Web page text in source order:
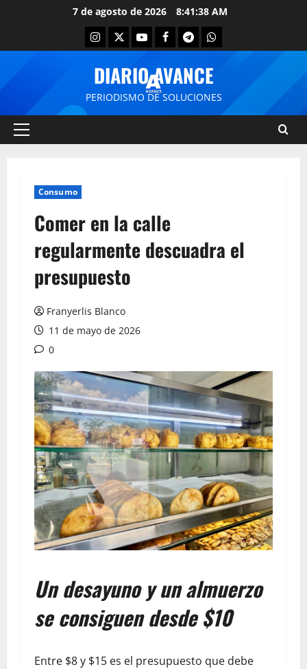
7 de agosto de 2026 8:41:39 AM
DIARIO AVANCE
PERIODISMO DE SOLUCIONES
Consumo
Comer en la calle
regularmente descuadra el
presupuesto
Franyerlis Blanco
11 de mayo de 2026
0
Un desayuno y un almuerzo
se consiguen desde $10
Entre $8 y $15 es el presupuesto que debe